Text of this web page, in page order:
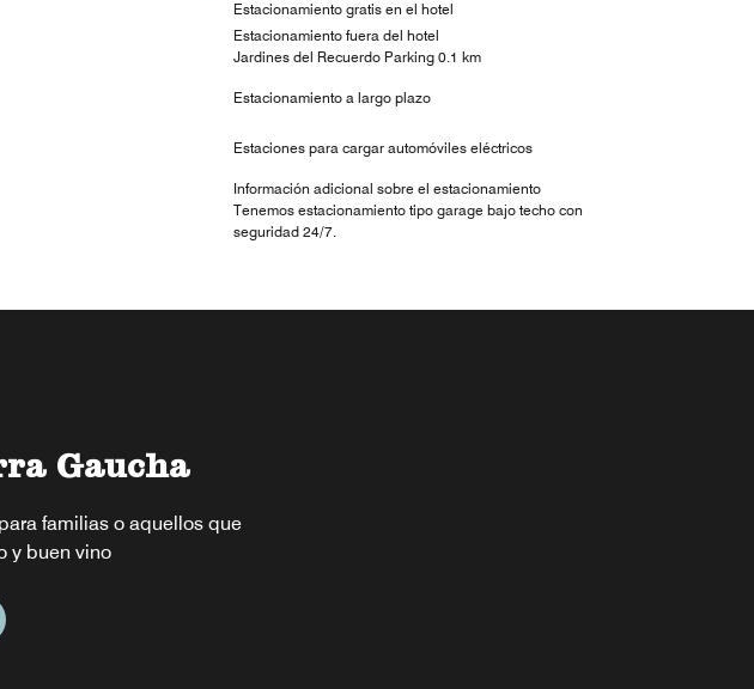
Estacionamiento gratis en el hotel
Estacionamiento fuera del hotel
Jardines del Recuerdo Parking 0.1 km
Estacionamiento a largo plazo
Estaciones para cargar automóviles eléctricos
Información adicional sobre el estacionamiento
Tenemos estacionamiento tipo garage bajo techo con
seguridad 24/7.
Gaucha
familias o aquellos que
y buen vino
internacional